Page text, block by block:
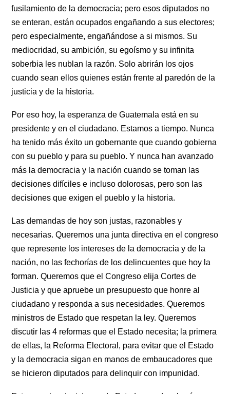
fusilamiento de la democracia; pero esos diputados no
se enteran, están ocupados engañando a sus electores;
pero especialmente, engañándose a si mismos. Su
mediocridad, su ambición, su egoísmo y su infinita
soberbia les nublan la razón. Solo abrirán los ojos
cuando sean ellos quienes están frente al paredón de la
justicia y de la historia.
Por eso hoy, la esperanza de Guatemala está en su
presidente y en el ciudadano. Estamos a tiempo. Nunca
ha tenido más éxito un gobernante que cuando gobierna
con su pueblo y para su pueblo. Y nunca han avanzado
más la democracia y la nación cuando se toman las
decisiones difíciles e incluso dolorosas, pero son las
decisiones que exigen el pueblo y la historia.
Las demandas de hoy son justas, razonables y
necesarias. Queremos una junta directiva en el congreso
que represente los intereses de la democracia y de la
nación, no las fechorías de los delincuentes que hoy la
forman. Queremos que el Congreso elija Cortes de
Justicia y que apruebe un presupuesto que honre al
ciudadano y responda a sus necesidades. Queremos
ministros de Estado que respetan la ley. Queremos
discutir las 4 reformas que el Estado necesita; la primera
de ellas, la Reforma Electoral, para evitar que el Estado
y la democracia sigan en manos de embaucadores que
se hicieron diputados para delinquir con impunidad.